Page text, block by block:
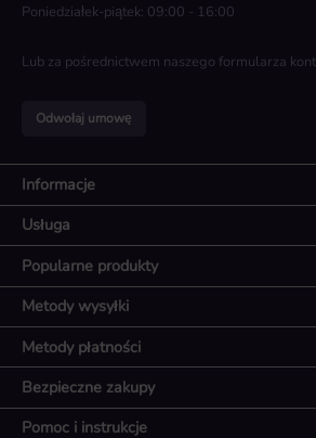
Poniedziałek-piątek: 09:00 - 16:00
Lub za pośrednictwem naszego formularza
Odwołaj umowę
Informacje
Usługa
Popularne produkty
Metody płatności
Metody wysyłki
Bezpieczne zakupy
Pomoc i instrukcje